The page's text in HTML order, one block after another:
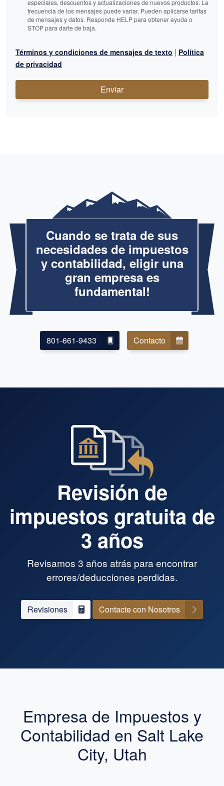
especiales, descuentos y actualizaciones de nuevos productos. La
frecuencia de los mensajes puede variar. Pueden aplicarse tarifas
de mensajes y datos. Responde HELP para obtener ayuda o
STOP para darte de baja.
Términos y condiciones de mensajes de texto | Política
de privacidad
Enviar
Cuando se trata de sus
necesidades de impuestos
y contabilidad, eligir una
gran empresa es
fundamental!
801-661-9433 Contacto
Revisión de
impuestos gratuita de
3 años
Revisamos 3 años atrás para encontrar
errores/deducciones perdidas.
Revisiones Contacte con Nosotros
Empresa de Impuestos y
Contabilidad en Salt Lake
City, Utah